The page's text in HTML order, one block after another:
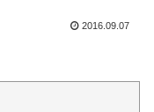
2016.09.07